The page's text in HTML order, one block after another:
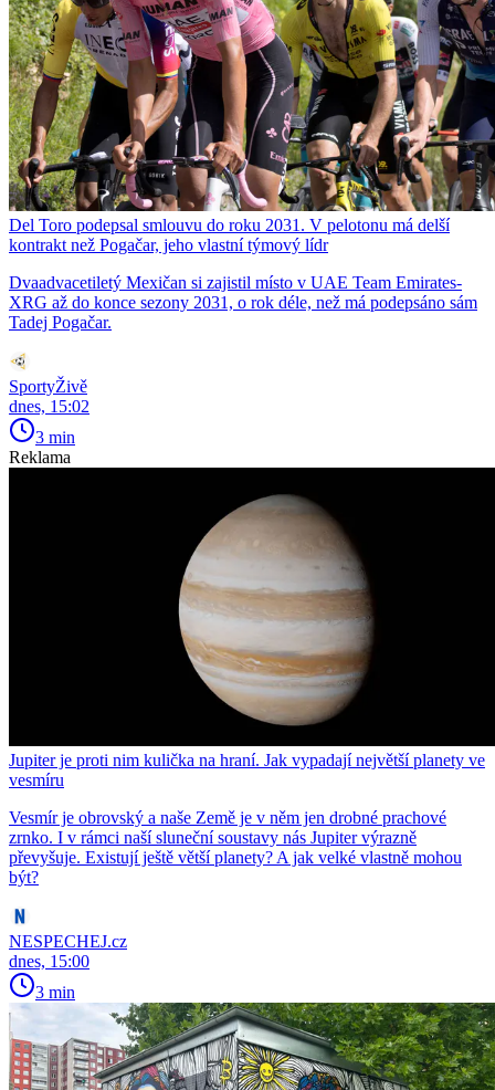
Del Toro podepsal smlouvu do roku 2031. V pelotonu má delší
kontrakt než Pogačar, jeho vlastní týmový lídr
Dvaadvacetiletý Mexičan si zajistil místo v UAE Team Emirates-
XRG až do konce sezony 2031, o rok déle, než má podepsáno sám
Tadej Pogačar.
SportyŽivě
dnes, 15:02
3 min
Reklama
Jupiter je proti nim kulička na hraní. Jak vypadají největší planety ve
vesmíru
Vesmír je obrovský a naše Země je v něm jen drobné prachové
zrnko. I v rámci naší sluneční soustavy nás Jupiter výrazně
převyšuje. Existují ještě větší planety? A jak velké vlastně mohou
být?
NESPECHEJ.cz
dnes, 15:00
3 min